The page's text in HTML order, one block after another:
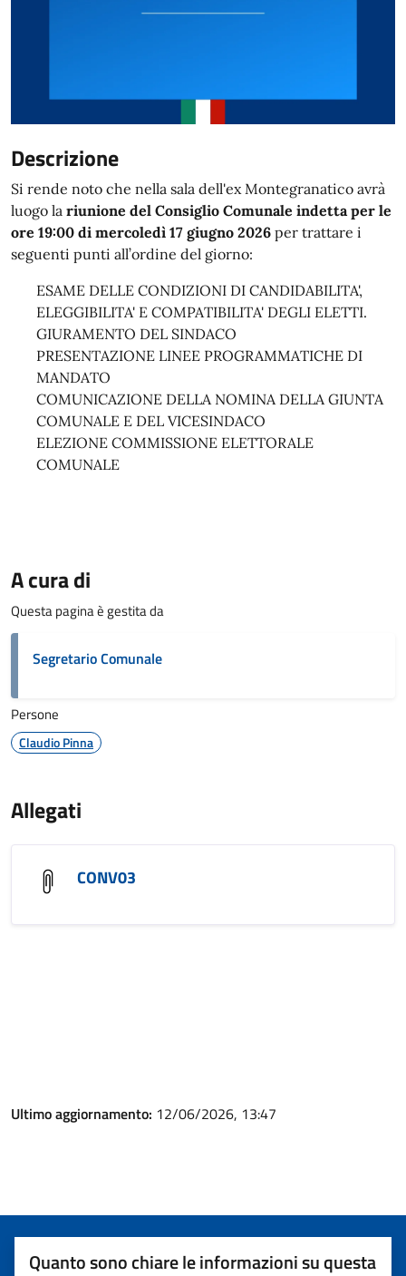
Descrizione
Si rende noto che nella sala dell'ex Montegranatico avrà
luogo la riunione del Consiglio Comunale indetta per le
ore 19:00 di mercoledì 17 giugno 2026 per trattare i
seguenti punti all’ordine del giorno:
ESAME DELLE CONDIZIONI DI CANDIDABILITA',
ELEGGIBILITA' E COMPATIBILITA' DEGLI ELETTI.
GIURAMENTO DEL SINDACO
PRESENTAZIONE LINEE PROGRAMMATICHE DI
MANDATO
COMUNICAZIONE DELLA NOMINA DELLA GIUNTA
COMUNALE E DEL VICESINDACO
ELEZIONE COMMISSIONE ELETTORALE
COMUNALE
A cura di
Questa pagina è gestita da
Segretario Comunale
Persone
Claudio Pinna
Allegati
CONV03
Ultimo aggiornamento: 12/06/2026, 13:47
Quanto sono chiare le informazioni su questa